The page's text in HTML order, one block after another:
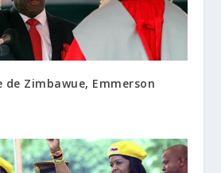
de Zimbawue, Emmerson